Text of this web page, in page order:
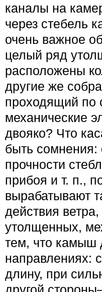
каналы на
через стебель
очень важ­ное
целый ряд
распо­ложены
другие же
проходящий по
меха­нические
двояко? Что
быть сомнения:
прочности
прибоя и т. п.,
вырабатывают
действия
утолщенных,
тем, что камыш
направлениях:
длину, при